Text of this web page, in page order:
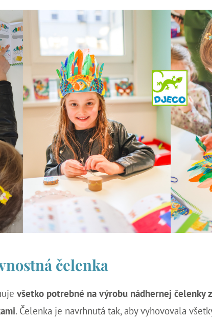
čelenka
všetko potrebné na výrobu nádhernej čelenky
. Čelenka je navrhnutá tak, aby vyhovovala